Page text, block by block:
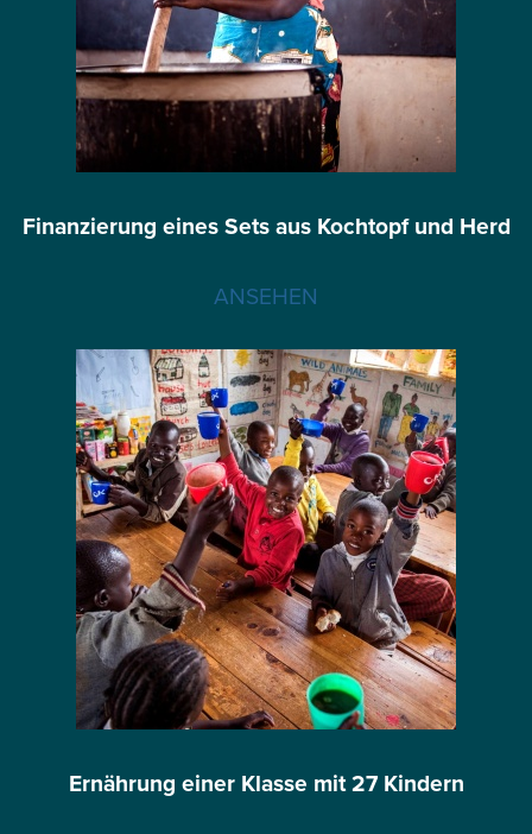
Finanzierung eines Sets aus Kochtopf und Herd
ANSEHEN
Ernährung einer Klasse mit 27 Kindern